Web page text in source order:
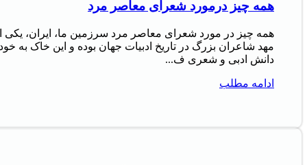
همه چیز درمورد شعرای معاصر مرد
همه چیز در مورد شعرای معاصر مرد سرزمین ما، ایران، یکی
مهد شاعران بزرگ در تاریخ ادبیات جهان بوده و این خاک به
دانش ادبی و شعری ف...
ادامه مطلب